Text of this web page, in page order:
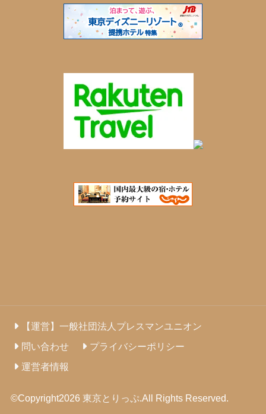
【運営】一般社団法人プレスマンユニオン
問い合わせ
プライバシーポリシー
運営者情報
©Copyright2026 東京とりっぷ.All Rights Reserved.